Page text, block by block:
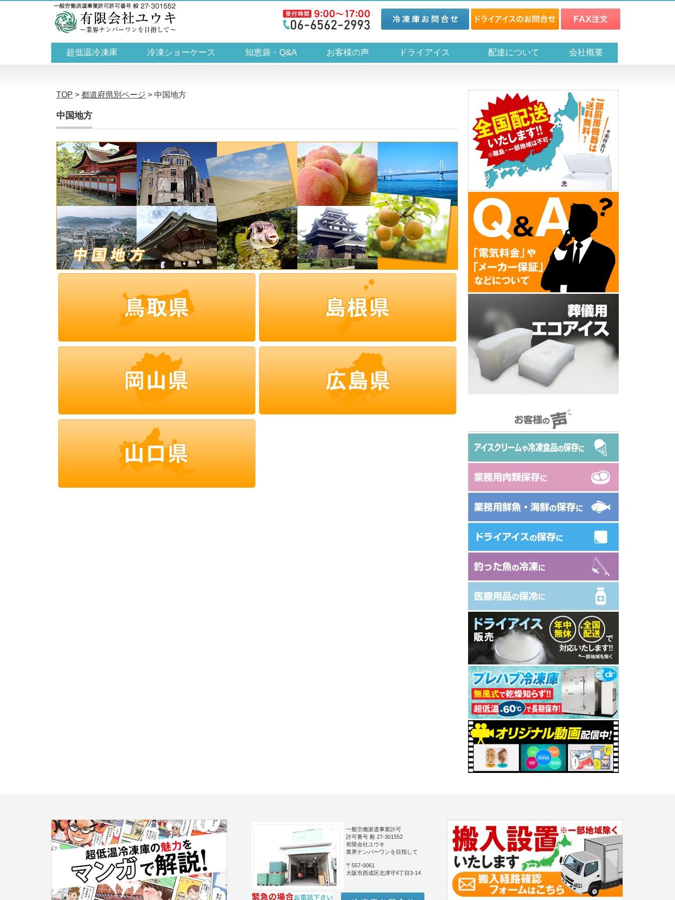
超低温冷凍庫 冷凍ショーケース 知恵袋・Q&A お客様の声 ドライアイス 配達について 会社概要
TOP > 都道府県別ページ > 中国地方
中国地方
一般労働派遣事業許可
許可番号 般 27-301552
有限会社ユウキ
業界ナンバーワンを目指して
〒557-0061
大阪市西成区北津守4丁目3-14